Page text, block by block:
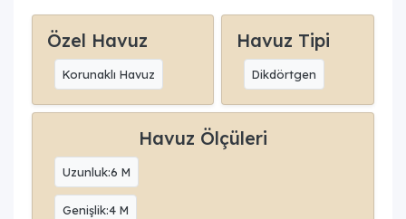
Özel Havuz
Korunaklı Havuz
Havuz Tipi
Dikdörtgen
Havuz Ölçüleri
Uzunluk:6 M
Genişlik:4 M